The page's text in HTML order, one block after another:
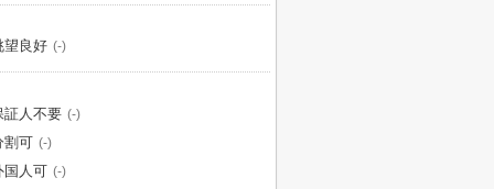
望良好 (-)
証人不要 (-)
割可 (-)
国人可 (-)